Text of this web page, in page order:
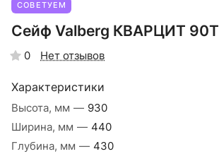
СОВЕТУЕМ
Сейф Valberg КВАРЦИТ 90Т
0 Нет отзывов
Характеристики
Высота, мм — 930
Ширина, мм — 440
Глубина, мм — 430